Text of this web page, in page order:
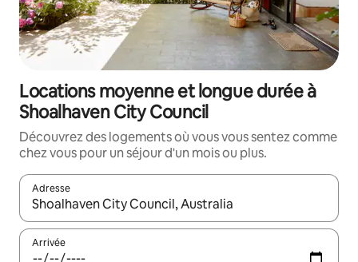
Locations moyenne et longue durée à
Shoalhaven City Council
Découvrez des logements où vous vous sentez comme
chez vous pour un séjour d'un mois ou plus.
Adresse
Lorsque les résultats s'affichent, utilisez les flèches vers le
Arrivée